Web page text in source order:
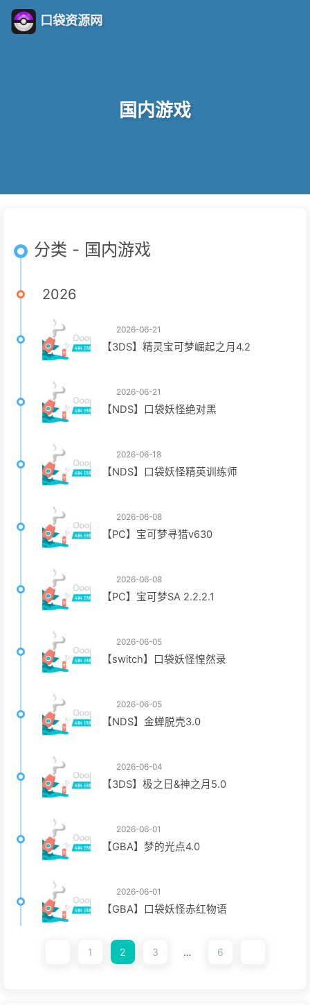
口袋资源网
国内游戏
分类 - 国内游戏
2026
2026-06-21
【3DS】精灵宝可梦崛起之月4.2
2026-06-21
【NDS】口袋妖怪绝对黑
2026-06-18
【NDS】口袋妖怪精英训练师
2026-06-08
【PC】宝可梦寻猎v630
2026-06-08
【PC】宝可梦SA 2.2.2.1
2026-06-05
【switch】口袋妖怪惶然录
2026-06-05
【NDS】金蝉脱壳3.0
2026-06-04
【3DS】极之日&神之月5.0
2026-06-01
【GBA】梦的光点4.0
2026-06-01
【GBA】口袋妖怪赤红物语
1 2 3 … 6